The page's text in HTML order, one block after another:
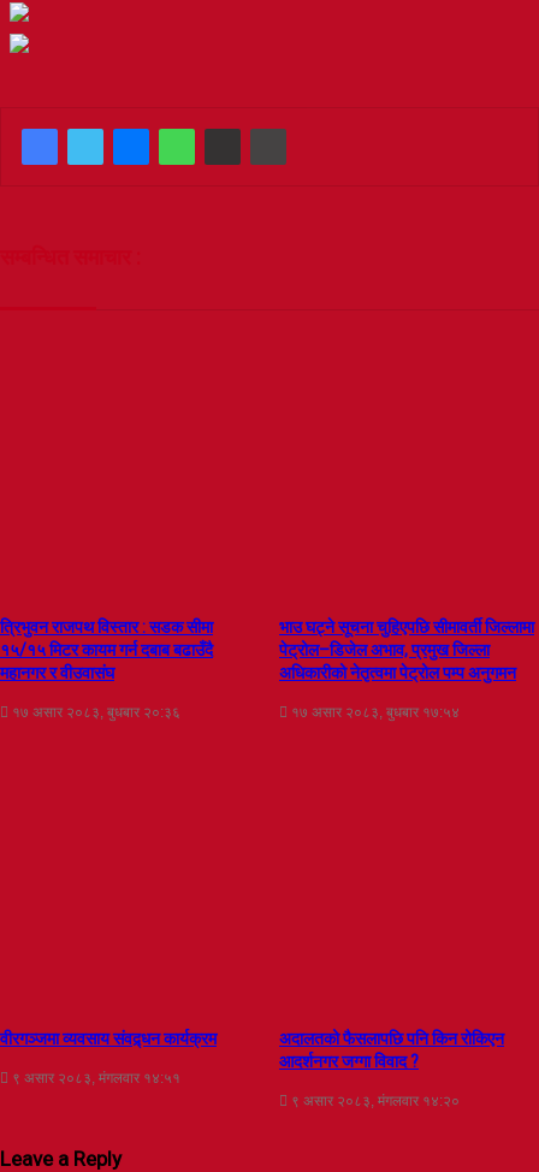
त्रिभुवन राजपथ विस्तार : सडक सीमा
१५/१५ मिटर कायम गर्न दबाब बढाउँदै
महानगर र वीउवासंघ
१७ असार २०८३, बुधबार २०:३६
भाउ घट्ने सूचना चुहिएपछि सीमावर्ती जिल्लामा
पेट्रोल–डिजेल अभाव, प्रमुख जिल्ला
अधिकारीको नेतृत्वमा पेट्रोल पम्प अनुगमन
१७ असार २०८३, बुधबार १७:५४
वीरगञ्जमा व्यवसाय संवद्र्धन कार्यक्रम
९ असार २०८३, मंगलवार १४:५१
अदालतको फैसलापछि पनि किन रोकिएन
आदर्शनगर जग्गा विवाद ?
९ असार २०८३, मंगलवार १४:२०
Leave a Reply